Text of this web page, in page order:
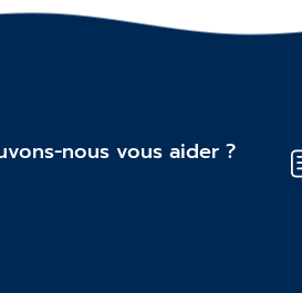
nous vous aider ?